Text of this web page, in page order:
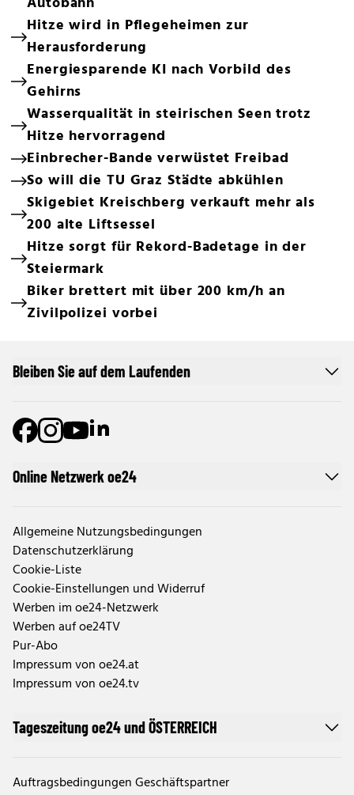
Hitze wird in Pflegeheimen zur
Herausforderung
Energiesparende KI nach Vorbild des
Gehirns
Wasserqualität in steirischen Seen trotz
Hitze hervorragend
Einbrecher-Bande verwüstet Freibad
So will die TU Graz Städte abkühlen
Skigebiet Kreischberg verkauft mehr als
200 alte Liftsessel
Hitze sorgt für Rekord-Badetage in der
Steiermark
Biker brettert mit über 200 km/h an
Zivilpolizei vorbei
Online Netzwerk oe24
Allgemeine Nutzungsbedingungen
Datenschutzerklärung
Cookie-Liste
Cookie-Einstellungen und Widerruf
Werben im oe24-Netzwerk
Werben auf oe24TV
Pur-Abo
Impressum von oe24.at
Impressum von oe24.tv
Tageszeitung oe24 und ÖSTERREICH
Auftragsbedingungen Geschäftspartner
Bleiben Sie auf dem Laufenden